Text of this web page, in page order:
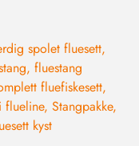
spolet fluesett,
, fluestang
fluefiskesett,
flueline, Stangpakke,
kyst